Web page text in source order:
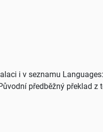
i v seznamu
předběžný překlad z